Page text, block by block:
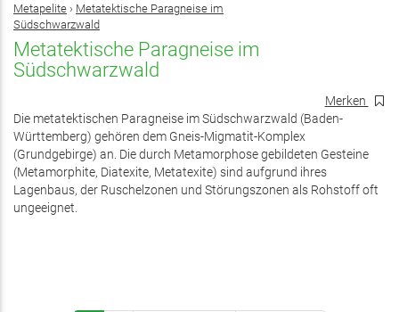
Metapelite › Metatektische Paragneise im
Südschwarzwald
Metatektische Paragneise im
Südschwarzwald
Merken
Die metatektischen Paragneise im Südschwarzwald (Baden-
Württemberg) gehören dem Gneis-Migmatit-Komplex
(Grundgebirge) an. Die durch Metamorphose gebildeten Gesteine
(Metamorphite, Diatexite, Metatexite) sind aufgrund ihres
Lagenbaus, der Ruschelzonen und Störungszonen als Rohstoff oft
ungeeignet.